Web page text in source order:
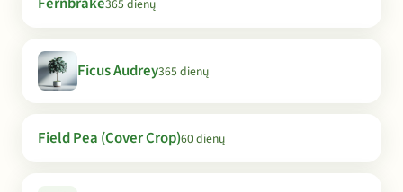
365 dienų
Ficus Audrey365 dienų
Field Pea (Cover Crop)60 dienų